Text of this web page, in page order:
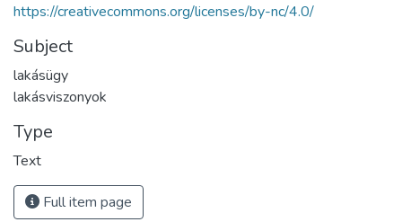
https://creativecommons.org/licenses/by-nc/4.0/
Subject
lakásügy
lakásviszonyok
Type
Text
Full item page